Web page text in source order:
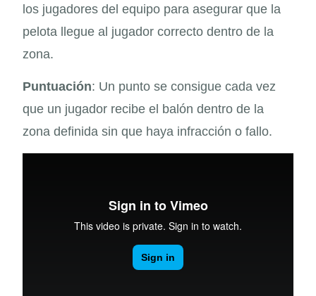
los jugadores del equipo para asegurar que la
pelota llegue al jugador correcto dentro de la
zona.
Puntuación: Un punto se consigue cada vez
que un jugador recibe el balón dentro de la
zona definida sin que haya infracción o fallo.